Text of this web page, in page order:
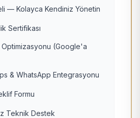
— Kolayca Kendiniz Yönetin
Sertifikası
Optimizasyonu (Google'a
& WhatsApp Entegrasyonu
Formu
Teknik Destek